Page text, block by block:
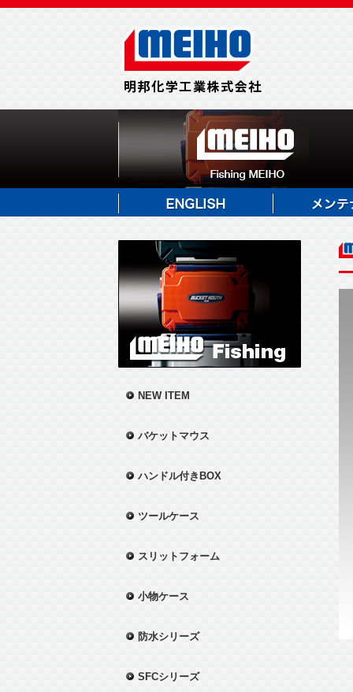
NEW ITEM
バケットマウス
ハンドル付きBOX
ツールケース
スリットフォーム
小物ケース
防水シリーズ
SFCシリーズ